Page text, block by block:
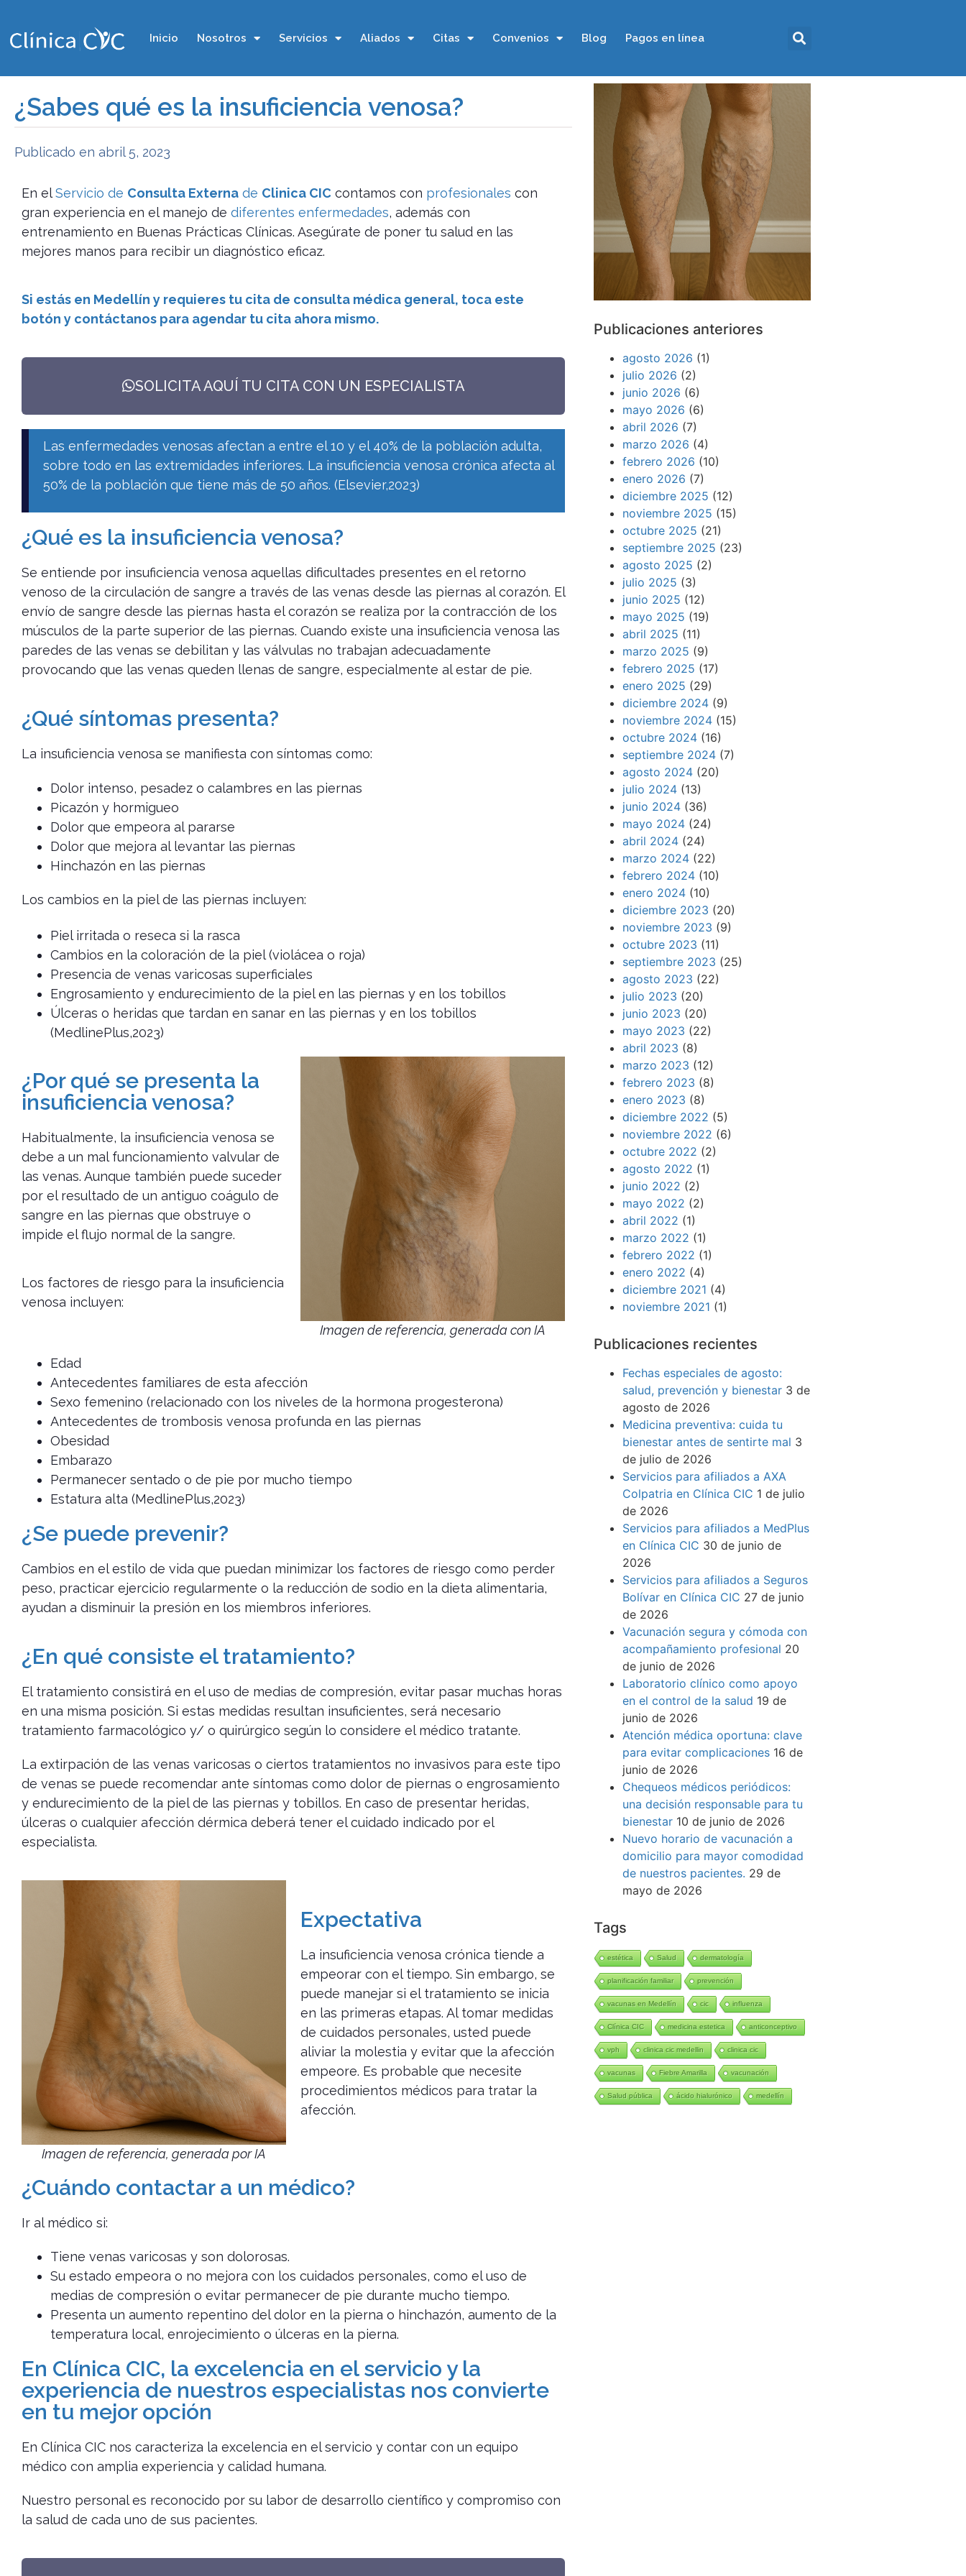
Inicio Nosotros Servicios Aliados Citas Convenios Blog Pagos en línea
¿Sabes qué es la insuficiencia venosa?
Publicado en abril 5, 2023
En elServicio de Consulta Externa de Clinica CIC contamos con profesionales con
gran experiencia en el manejo de diferentes enfermedades, además con
entrenamiento en Buenas Prácticas Clínicas. Asegúrate de poner tu salud en las
mejores manos para recibir un diagnóstico eficaz.
Si estás en Medellín y requieres tu cita de consulta médica general, toca este
botón y contáctanos para agendar tu cita ahora mismo.
SOLICITA AQUÍ TU CITA CON UN ESPECIALISTA
Las enfermedades venosas afectan a entre el 10 y el 40% de la población adulta,
sobre todo en las extremidades inferiores. La insuficiencia venosa crónica afecta al
50% de la población que tiene más de 50 años. (Elsevier,2023)
¿Qué es la insuficiencia venosa?
Se entiende por insuficiencia venosa aquellas dificultades presentes en el retorno
venoso de la circulación de sangre a través de las venas desde las piernas al corazón. El
envío de sangre desde las piernas hasta el corazón se realiza por la contracción de los
músculos de la parte superior de las piernas. Cuando existe una insuficiencia venosa las
paredes de las venas se debilitan y las válvulas no trabajan adecuadamente
provocando que las venas queden llenas de sangre, especialmente al estar de pie.
¿Qué síntomas presenta?
La insuficiencia venosa se manifiesta con síntomas como:
Dolor intenso, pesadez o calambres en las piernas
Picazón y hormigueo
Dolor que empeora al pararse
Dolor que mejora al levantar las piernas
Hinchazón en las piernas
Los cambios en la piel de las piernas incluyen:
Piel irritada o reseca si la rasca
Cambios en la coloración de la piel (violácea o roja)
Presencia de venas varicosas superficiales
Engrosamiento y endurecimiento de la piel en las piernas y en los tobillos
Úlceras o heridas que tardan en sanar en las piernas y en los tobillos
(MedlinePlus,2023)
¿Por qué se presenta la
insuficiencia venosa?
Habitualmente, la insuficiencia venosa se
debe a un mal funcionamiento valvular de
las venas. Aunque también puede suceder
por el resultado de un antiguo coágulo de
sangre en las piernas que obstruye o
impide el flujo normal de la sangre.
Los factores de riesgo para la insuficiencia
venosa incluyen:
Imagen de referencia, generada con IA
Edad
Antecedentes familiares de esta afección
Sexo femenino (relacionado con los niveles de la hormona progesterona)
Antecedentes de trombosis venosa profunda en las piernas
Obesidad
Embarazo
Permanecer sentado o de pie por mucho tiempo
Estatura alta (MedlinePlus,2023)
¿Se puede prevenir?
Cambios en el estilo de vida que puedan minimizar los factores de riesgo como perder
peso, practicar ejercicio regularmente o la reducción de sodio en la dieta alimentaria,
ayudan a disminuir la presión en los miembros inferiores.
¿En qué consiste el tratamiento?
El tratamiento consistirá en el uso de medias de compresión, evitar pasar muchas horas
en una misma posición. Si estas medidas resultan insuficientes, será necesario
tratamiento farmacológico y/ o quirúrgico según lo considere el médico tratante.
La extirpación de las venas varicosas o ciertos tratamientos no invasivos para este tipo
de venas se puede recomendar ante síntomas como dolor de piernas o engrosamiento
y endurecimiento de la piel de las piernas y tobillos. En caso de presentar heridas,
úlceras o cualquier afección dérmica deberá tener el cuidado indicado por el
especialista.
Imagen de referencia, generada por IA
Expectativa
La insuficiencia venosa crónica tiende a
empeorar con el tiempo. Sin embargo, se
puede manejar si el tratamiento se inicia
en las primeras etapas. Al tomar medidas
de cuidados personales, usted puede
aliviar la molestia y evitar que la afección
empeore. Es probable que necesite
procedimientos médicos para tratar la
afección.
¿Cuándo contactar a un médico?
Ir al médico si:
Tiene venas varicosas y son dolorosas.
Su estado empeora o no mejora con los cuidados personales, como el uso de
medias de compresión o evitar permanecer de pie durante mucho tiempo.
Presenta un aumento repentino del dolor en la pierna o hinchazón, aumento de la
temperatura local, enrojecimiento o úlceras en la pierna.
En Clínica CIC, la excelencia en el servicio y la
experiencia de nuestros especialistas nos convierte
en tu mejor opción​
En Clínica CIC nos caracteriza la excelencia en el servicio y contar con un equipo
médico con amplia experiencia y calidad humana.
Nuestro personal es reconocido por su labor de desarrollo científico y compromiso con
la salud de cada uno de sus pacientes.
Publicaciones anteriores
agosto 2026 (1)
julio 2026 (2)
junio 2026 (6)
mayo 2026 (6)
abril 2026 (7)
marzo 2026 (4)
febrero 2026 (10)
enero 2026 (7)
diciembre 2025 (12)
noviembre 2025 (15)
octubre 2025 (21)
septiembre 2025 (23)
agosto 2025 (2)
julio 2025 (3)
junio 2025 (12)
mayo 2025 (19)
abril 2025 (11)
marzo 2025 (9)
febrero 2025 (17)
enero 2025 (29)
diciembre 2024 (9)
noviembre 2024 (15)
octubre 2024 (16)
septiembre 2024 (7)
agosto 2024 (20)
julio 2024 (13)
junio 2024 (36)
mayo 2024 (24)
abril 2024 (24)
marzo 2024 (22)
febrero 2024 (10)
enero 2024 (10)
diciembre 2023 (20)
noviembre 2023 (9)
octubre 2023 (11)
septiembre 2023 (25)
agosto 2023 (22)
julio 2023 (20)
junio 2023 (20)
mayo 2023 (22)
abril 2023 (8)
marzo 2023 (12)
febrero 2023 (8)
enero 2023 (8)
diciembre 2022 (5)
noviembre 2022 (6)
octubre 2022 (2)
agosto 2022 (1)
junio 2022 (2)
mayo 2022 (2)
abril 2022 (1)
marzo 2022 (1)
febrero 2022 (1)
enero 2022 (4)
diciembre 2021 (4)
noviembre 2021 (1)
Publicaciones recientes
Fechas especiales de agosto:
salud, prevención y bienestar 3 de
agosto de 2026
Medicina preventiva: cuida tu
bienestar antes de sentirte mal 3
de julio de 2026
Servicios para afiliados a AXA
Colpatria en Clínica CIC 1 de julio
de 2026
Servicios para afiliados a MedPlus
en Clínica CIC 30 de junio de
2026
Servicios para afiliados a Seguros
Bolívar en Clínica CIC 27 de junio
de 2026
Vacunación segura y cómoda con
acompañamiento profesional 20
de junio de 2026
Laboratorio clínico como apoyo
en el control de la salud 19 de
junio de 2026
Atención médica oportuna: clave
para evitar complicaciones 16 de
junio de 2026
Chequeos médicos periódicos:
una decisión responsable para tu
bienestar 10 de junio de 2026
Nuevo horario de vacunación a
domicilio para mayor comodidad
de nuestros pacientes. 29 de
mayo de 2026
Tags
estética Salud dermatología
planificación familiar prevención
vacunas en Medellín cic influenza
Clínica CIC medicina estetica anticonceptivo
vph clinica cic medellin clinica cic
vacunas Fiebre Amarilla vacunación
Salud pública ácido hialurónico medellín